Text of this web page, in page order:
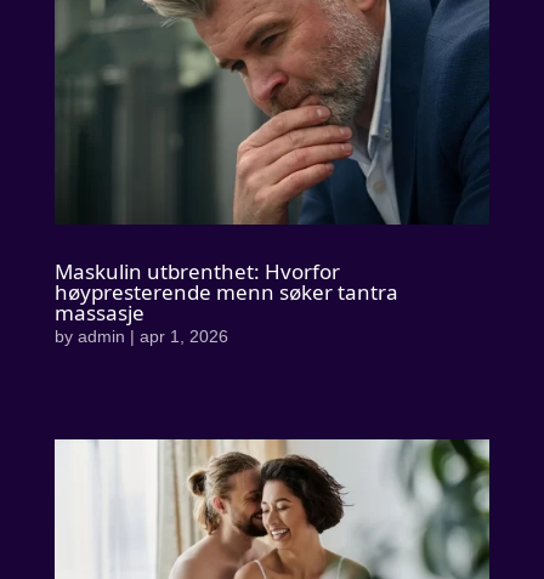
Maskulin utbrenthet: Hvorfor
høypresterende menn søker tantra
massasje
by admin | apr 1, 2026